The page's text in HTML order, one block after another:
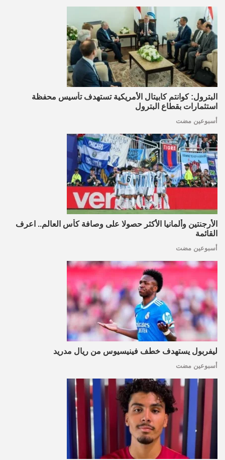
البترول: كوانتم كابيتال الأمريكية تستهدف تأسيس محفظة
استثمارات بقطاع البترول
أسبوعين مضت
الأرجنتين وألمانيا الأكثر حصولا على وصافة كأس العالم.. اعرف
القائمة
أسبوعين مضت
ليفربول يستهدف خطف فينيسيوس من ريال مدريد
أسبوعين مضت